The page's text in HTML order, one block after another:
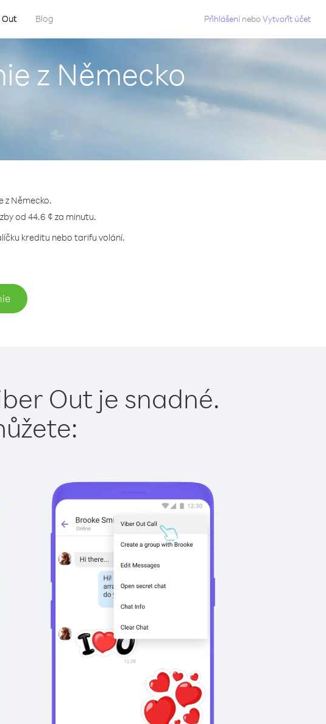
Out Blog Přihlášení neboVytvořit účet
z Německo
z Německo.
od 44.6 ¢ za minutu.
kreditu nebo tarifu volání.
Out je snadné.